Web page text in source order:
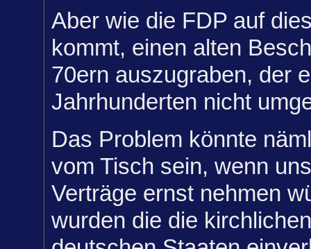
Aber wie die FDP auf
kommt, einen alten
70ern auszugraben, der
Jahrhunderten nicht
Das Problem könnte
vom Tisch sein, wenn
Verträge ernst nehmen
wurden die die